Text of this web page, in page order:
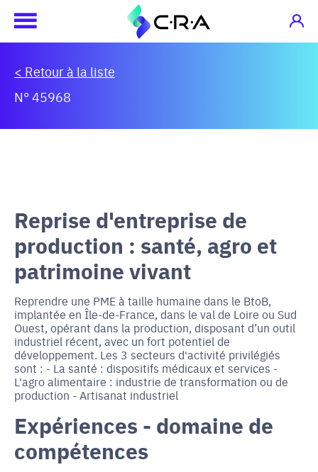
< Retour à la liste
N° 45968
Reprise d'entreprise de
production : santé, agro et
patrimoine vivant
Reprendre une PME à taille humaine dans le BtoB,
implantée en Île-de-France, dans le val de Loire ou Sud
Ouest, opérant dans la production, disposant d’un outil
industriel récent, avec un fort potentiel de
développement. Les 3 secteurs d'activité privilégiés
sont : - La santé : dispositifs médicaux et services -
L'agro alimentaire : industrie de transformation ou de
production - Artisanat industriel
Expériences - domaine de
compétences